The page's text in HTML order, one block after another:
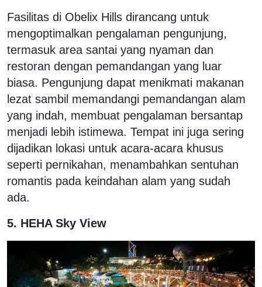
Fasilitas di Obelix Hills dirancang untuk
mengoptimalkan pengalaman pengunjung,
termasuk area santai yang nyaman dan
restoran dengan pemandangan yang luar
biasa. Pengunjung dapat menikmati makanan
lezat sambil memandangi pemandangan alam
yang indah, membuat pengalaman bersantap
menjadi lebih istimewa. Tempat ini juga sering
dijadikan lokasi untuk acara-acara khusus
seperti pernikahan, menambahkan sentuhan
romantis pada keindahan alam yang sudah
ada.
5. HEHA Sky View